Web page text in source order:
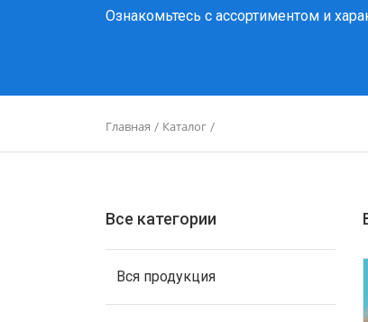
Ознакомьтесь с ассортиментом и
Главная / Каталог /
Все категории
Вся продукция